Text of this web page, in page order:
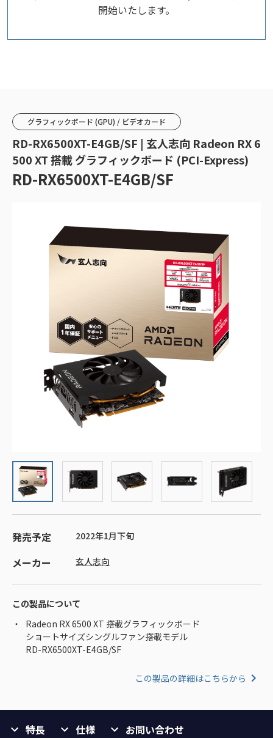
開始いたします。
グラフィックボード (GPU) / ビデオカード
RD-RX6500XT-E4GB/SF | 玄人志向 Radeon RX 6
500 XT 搭載 グラフィックボード (PCI-Express)
RD-RX6500XT-E4GB/SF
発売予定 2022年1月下旬
メーカー 玄人志向
この製品について
Radeon RX 6500 XT 搭載グラフィックボード
ショートサイズシングルファン搭載モデル
RD-RX6500XT-E4GB/SF
この製品の詳細はこちらから
特長 仕様 お問い合わせ